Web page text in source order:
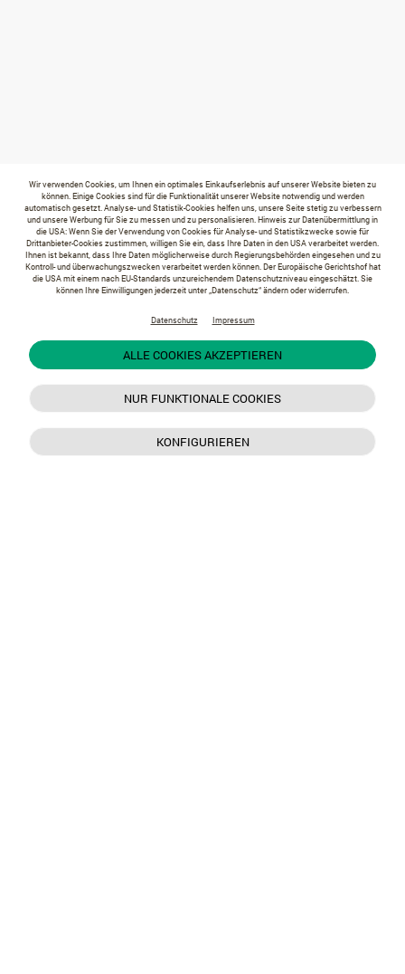
Wir verwenden Cookies, um Ihnen ein optimales Einkaufserlebnis auf unserer Website bieten zu
können. Einige Cookies sind für die Funktionalität unserer Website notwendig und werden
automatisch gesetzt. Analyse- und Statistik-Cookies helfen uns, unsere Seite stetig zu verbessern
und unsere Werbung für Sie zu messen und zu personalisieren. Hinweis zur Datenübermittlung in
die USA: Wenn Sie der Verwendung von Cookies für Analyse- und Statistikzwecke sowie für
Drittanbieter-Cookies zustimmen, willigen Sie ein, dass Ihre Daten in den USA verarbeitet werden.
Ihnen ist bekannt, dass Ihre Daten möglicherweise durch Regierungsbehörden eingesehen und zu
Kontroll- und überwachungszwecken verarbeitet werden können. Der Europäische Gerichtshof hat
die USA mit einem nach EU-Standards unzureichendem Datenschutzniveau eingeschätzt. Sie
können Ihre Einwilligungen jederzeit unter „Datenschutz“ ändern oder widerrufen.
Datenschutz Impressum
ALLE COOKIES AKZEPTIEREN
NUR FUNKTIONALE COOKIES
KONFIGURIEREN